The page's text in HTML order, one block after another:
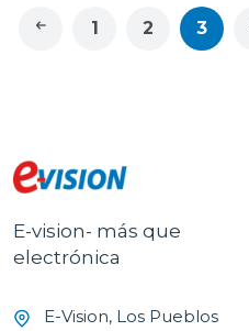
1 2 3
E-vision- más que
electrónica
E-Vision, Los Pueblos